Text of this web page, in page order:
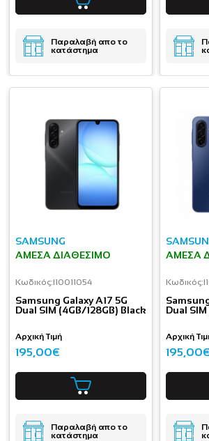
Παραλαβή απο το
κατάστημα
SAMSUNG
ΆΜΕΣΑ ΔΙΑΘΈΣΙΜΟ
Κωδικός:I10011054
Samsung Galaxy A17 5G
Dual SIM (4GB/128GB) Black
Αρχική Τιμή
195,00€
Παραλαβή απο το
κατάστημα
ΆΜΕΣΑ
Κωδικός:
Dual
Αρχική
195,00€